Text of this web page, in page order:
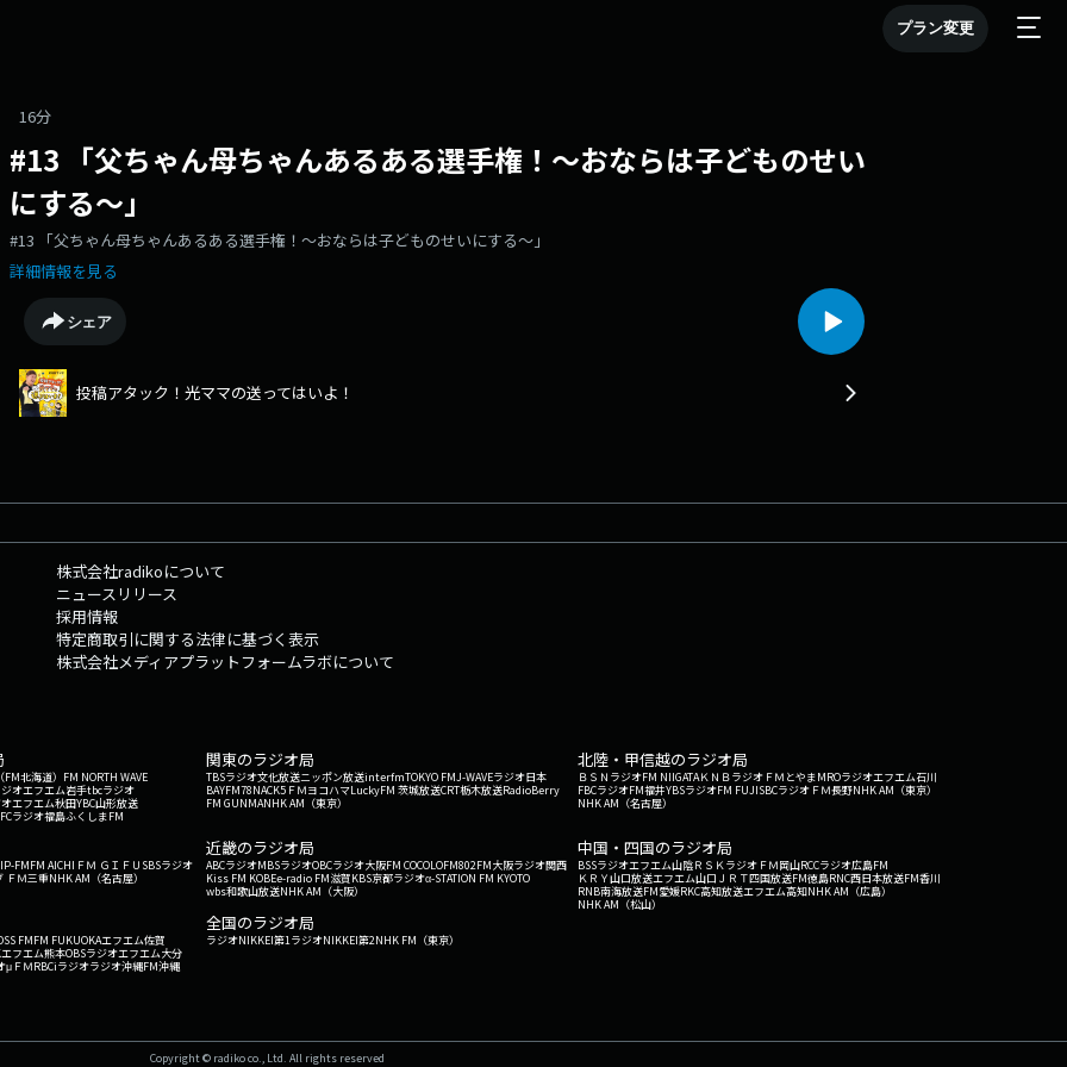
プラン変更
16分
#13 「父ちゃん母ちゃんあるある選手権！～おならは子どものせい
にする～」
#13 「父ちゃん母ちゃんあるある選手権！～おならは子どものせいにする～」
詳細情報を見る
シェア
投稿アタック！光ママの送ってはいよ！
株式会社radikoについて
ニュースリリース
採用情報
特定商取引に関する法律に基づく表示
株式会社メディアプラットフォームラボについて
北海道） FM NORTH WAVE
オエフエム岩手tbcラジオ
エフエム秋田YBC山形放送
ラジオ福島ふくしまFM
関東のラジオ局
TBSラジオ文化放送ニッポン放送interfmTOKYO FMJ-WAVEラジオ日本
BAYFM78NACK5 ＦＭヨコハマLuckyFM 茨城放送CRT栃木放送RadioBerry
FM GUNMANHK AM（東京）
北陸・甲信越のラジオ局
ＢＳＮラジオFM NIIGATAＫＮＢラジオ ＦＭとやまMROラジオエフエム石川
FBCラジオFM福井YBSラジオFM FUJISBCラジオ ＦＭ長野NHK AM（東京）
NHK AM（名古屋）
FMFM AICHI ＦＭ ＧＩＦＵ SBSラジオ
ＦＭ三重NHK AM（名古屋）
近畿のラジオ局
ABCラジオMBSラジオOBCラジオ大阪FM COCOLOFM802FM大阪ラジオ関西
Kiss FM KOBEe-radio FM滋賀KBS京都ラジオα-STATION FM KYOTO
wbs和歌山放送NHK AM（大阪）
中国・四国のラジオ局
BSSラジオエフエム山陰ＲＳＫラジオ ＦＭ岡山RCCラジオ広島FM
ＫＲＹ山口放送エフエム山口 ＪＲＴ四国放送FM徳島RNC西日本放送FM香川
RNB南海放送FM愛媛RKC高知放送エフエム高知NHK AM（広島）
NHK AM（松山）
FMFM FUKUOKAエフエム佐賀
フエム熊本OBSラジオエフエム大分
μＦＭRBCiラジオラジオ沖縄FM沖縄
全国のラジオ局
ラジオNIKKEI第1ラジオNIKKEI第2NHK FM（東京）
Copyright © radiko co., Ltd. All rights reserved